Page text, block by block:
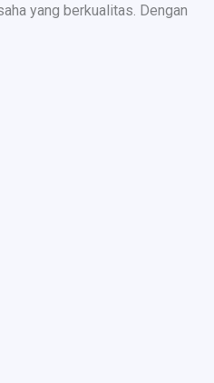
yang berkualitas. Dengan